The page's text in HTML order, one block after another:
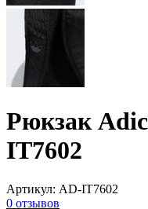
Рюкзак
IT7602
Артикул: AD-IT7602
0 отзывов